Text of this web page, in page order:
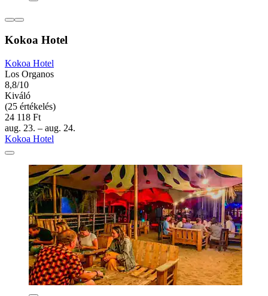
Kokoa Hotel
Kokoa Hotel
Los Organos
8,8/10
Kiváló
(25 értékelés)
24 118 Ft
aug. 23. – aug. 24.
Kokoa Hotel